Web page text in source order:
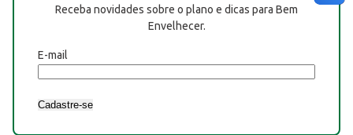
Receba novidades sobre o plano e dicas para Bem
Envelhecer.
E-mail
Cadastre-se